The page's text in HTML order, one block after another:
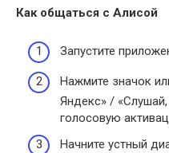
Как общаться с Алисой
Запустите
Нажмите значок
Яндекс» / «Слушай,
голосовую
Начните устный